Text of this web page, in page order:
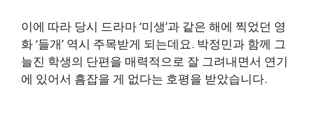
이에 따라 당시 드라마 ‘미생’과 같은 해에 찍었던 영
화 ‘들개’ 역시 주목받게 되는데요. 박정민과 함께 그
늘진 학생의 단편을 매력적으로 잘 그려내면서 연기
에 있어서 흠잡을 게 없다는 호평을 받았습니다.